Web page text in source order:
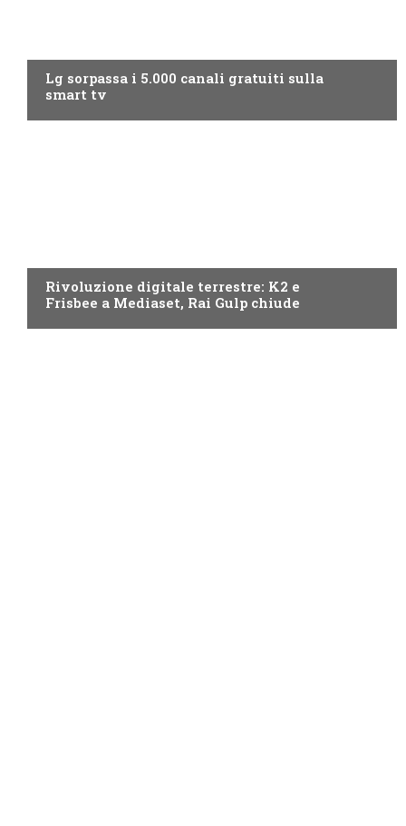
Lg sorpassa i 5.000 canali gratuiti sulla
smart tv
Rivoluzione digitale terrestre: K2 e
Frisbee a Mediaset, Rai Gulp chiude